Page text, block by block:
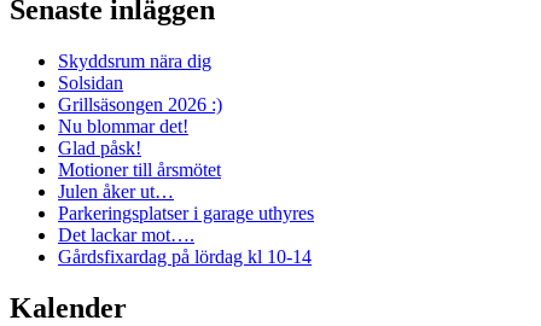
Senaste inläggen
Skyddsrum nära dig
Solsidan
Grillsäsongen 2026 :)
Nu blommar det!
Glad påsk!
Motioner till årsmötet
Julen åker ut…
Parkeringsplatser i garage uthyres
Det lackar mot….
Gårdsfixardag på lördag kl 10-14
Kalender